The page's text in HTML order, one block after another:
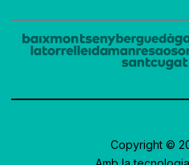
Copyright ©